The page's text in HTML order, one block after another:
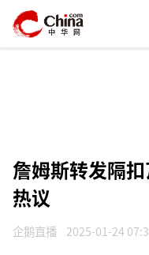
詹姆斯转发隔
热议
企鹅直播 2025-01-24